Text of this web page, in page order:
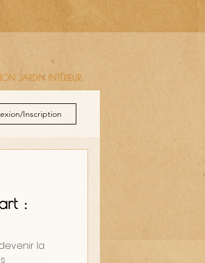
JARDIN INTÉRIEUR
Inscription
:
la